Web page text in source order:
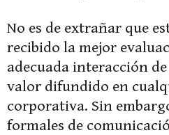
No es de extrañar que
recibido la mejor
adecuada interacción
valor difundido en
corporativa. Sin
formales de